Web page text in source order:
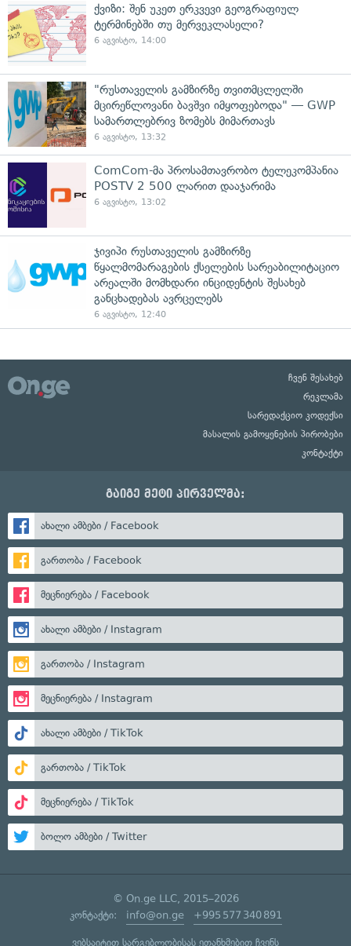
ქვიზი: შენ უკეთ ერკვევი გეოგრაფიულ
ტერმინებში თუ მერვეკლასელი?
6 აგვისტო, 14:00
"რუსთაველის გამზირზე თვითმცლელში
მცირეწლოვანი ბავშვი იმყოფებოდა" — GWP
სამართლებრივ ზომებს მიმართავს
6 აგვისტო, 13:32
ComCom-მა პროსამთავრობო ტელეკომპანია
POSTV 2 500 ლარით დააჯარიმა
6 აგვისტო, 13:02
ჯივიპი რუსთაველის გამზირზე
წყალმომარაგების ქსელების სარეაბილიტაციო
არეალში მომხდარი ინციდენტის შესახებ
განცხადებას ავრცელებს
6 აგვისტო, 12:40
ჩვენ შესახებ
რეკლამა
სარედაქციო კოდექსი
მასალის გამოყენების პირობები
კონტაქტი
გაიგე მეტი პირველმა:
ახალი ამბები / Facebook
გართობა / Facebook
მეცნიერება / Facebook
ახალი ამბები / Instagram
გართობა / Instagram
მეცნიერება / Instagram
ახალი ამბები / TikTok
გართობა / TikTok
მეცნიერება / TikTok
ბოლო ამბები / Twitter
© On.ge LLC, 2015–2026
კონტაქტი: info@on.ge +995 577 340 891
ვებსაიტით სარგებლობისას ეთანხმებით ჩვენს